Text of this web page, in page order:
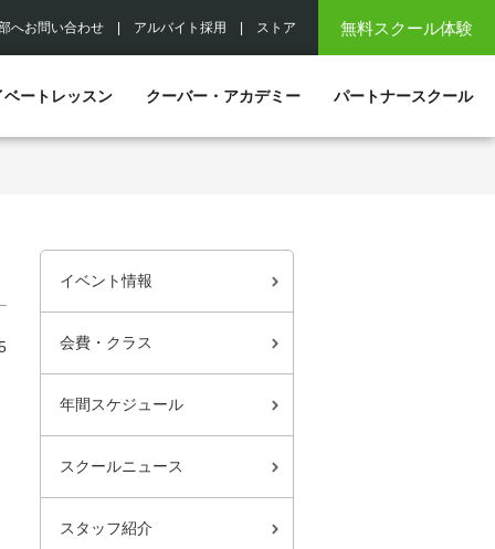
無料スクール体験
へお問い合わせ アルバイト採用 ストア
ベートレッスン クーバー・アカデミー パートナースクール
イベント情報
会費・クラス
年間スケジュール
スクールニュース
スタッフ紹介